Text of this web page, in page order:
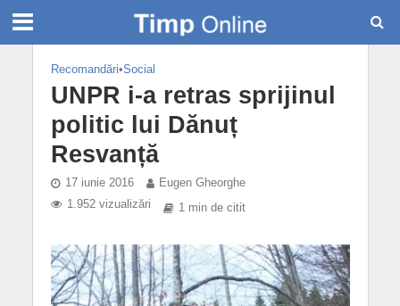
Recomandări•Social
UNPR i-a retras sprijinul
politic lui Dănuț
Resvanță
17 iunie 2016
Eugen Gheorghe
1.952 vizualizări
1 min de citit